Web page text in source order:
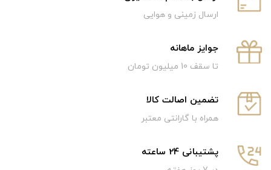
ارسال زمینی و هوایی
جوایز ماهانه
تا سقف 10 میلیون تومان
تضمین اصالت کالا
همراه با گارانتی معتبر
پشتیبانی 24 ساعته